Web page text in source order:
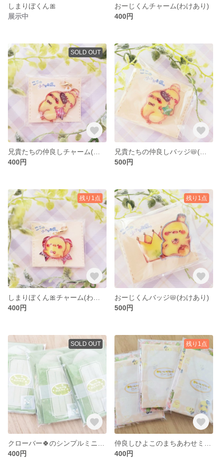
しまりぼくん🎀
展示中
おーじくんチャーム(わけあり)
400円
SOLD OUT
400円
500円
残り1点
400円
残り1点
おーじくんバッジ📛(わけあり)
500円
SOLD OUT
400円
残り1点
400円